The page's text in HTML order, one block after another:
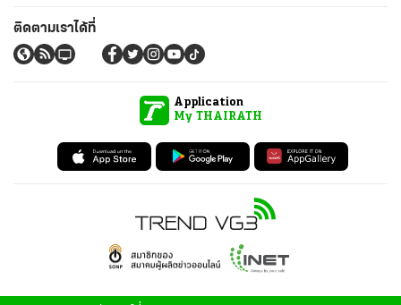
ติดตามเราได้ที่
Application
My THAIRATH